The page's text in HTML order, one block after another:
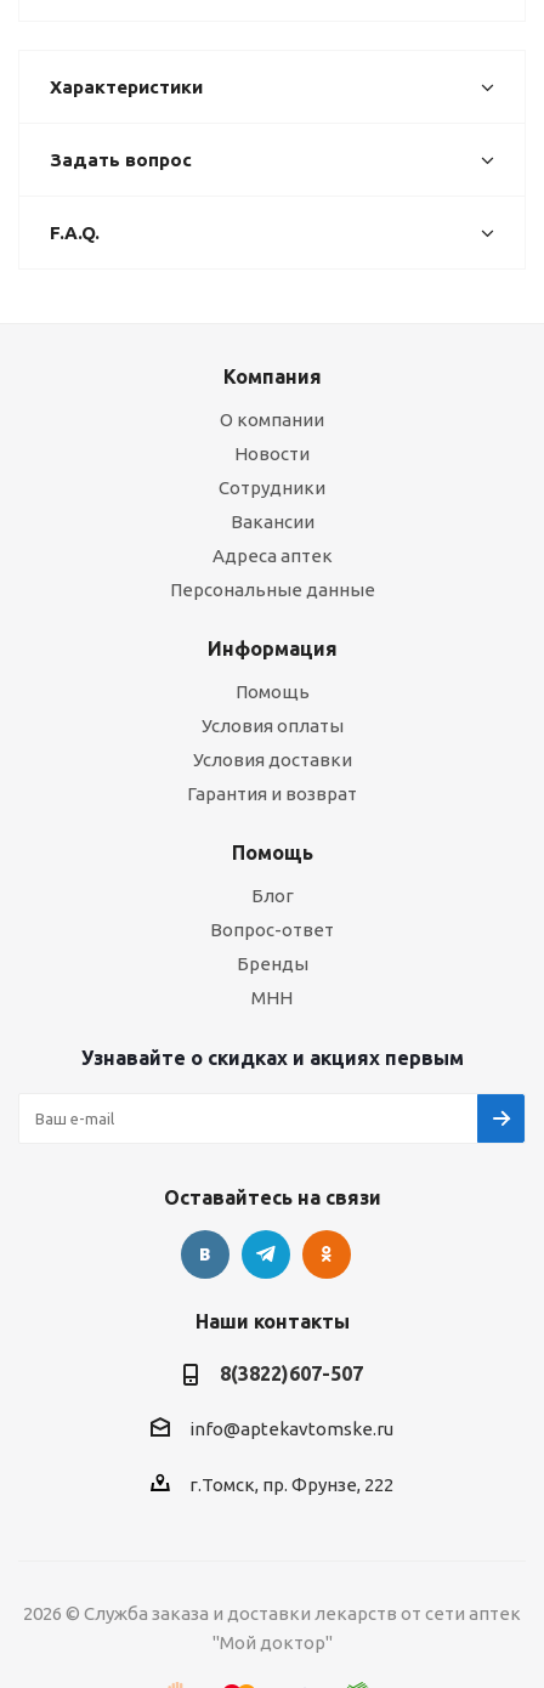
Характеристики
Задать вопрос
F.A.Q.
Компания
О компании
Новости
Сотрудники
Вакансии
Адреса аптек
Персональные данные
Информация
Помощь
Условия оплаты
Условия доставки
Гарантия и возврат
Помощь
Блог
Вопрос-ответ
Бренды
МНН
Узнавайте о скидках и акциях первым
Оставайтесь на связи
Наши контакты
8(3822)607-507
info@aptekavtomske.ru
г.Томск, пр. Фрунзе, 222
2026 © Служба заказа и доставки лекарств от сети аптек
"Мой доктор"